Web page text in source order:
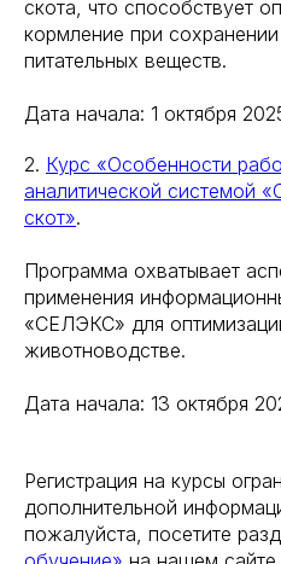
скота, что способствует
кормление при
питательных веществ.
Дата начала: 1 октября
2. Курс «Особенности
аналитической системой
скот».
Программа охватывает
применения
«СЕЛЭКС» для
животноводстве.
Дата начала: 13 октября
Регистрация на курсы
дополнительной
пожалуйста, посетите